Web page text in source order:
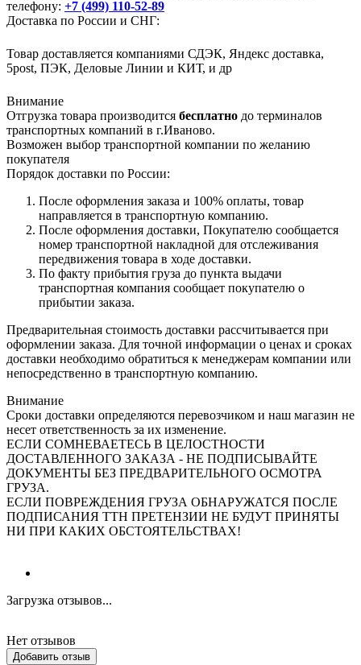
телефону: +7 (499) 110-52-89
Доставка по России и СНГ:
Товар доставляется компаниями СДЭК, Яндекс доставка,
5post, ПЭК, Деловые Линии и КИТ, и др
Внимание
Отгрузка товара производится бесплатно до терминалов
транспортных компаний в г.Иваново.
Возможен выбор транспортной компании по желанию
покупателя
Порядок доставки по России:
После оформления заказа и 100% оплаты, товар
направляется в транспортную компанию.
После оформления доставки, Покупателю сообщается
номер транспортной накладной для отслеживания
передвижения товара в ходе доставки.
По факту прибытия груза до пункта выдачи
транспортная компания сообщает покупателю о
прибытии заказа.
Предварительная стоимость доставки рассчитывается при
оформлении заказа. Для точной информации о ценах и сроках
доставки необходимо обратиться к менеджерам компании или
непосредственно в транспортную компанию.
Внимание
Сроки доставки определяются перевозчиком и наш магазин не
несет ответственность за их изменение.
ЕСЛИ СОМНЕВАЕТЕСЬ В ЦЕЛОСТНОСТИ
ДОСТАВЛЕННОГО ЗАКАЗА - НЕ ПОДПИСЫВАЙТЕ
ДОКУМЕНТЫ БЕЗ ПРЕДВАРИТЕЛЬНОГО ОСМОТРА
ГРУЗА.
ЕСЛИ ПОВРЕЖДЕНИЯ ГРУЗА ОБНАРУЖАТСЯ ПОСЛЕ
ПОДПИСАНИЯ ТТН ПРЕТЕНЗИИ НЕ БУДУТ ПРИНЯТЫ
НИ ПРИ КАКИХ ОБСТОЯТЕЛЬСТВАХ!
Загрузка отзывов...
Нет отзывов
Добавить отзыв